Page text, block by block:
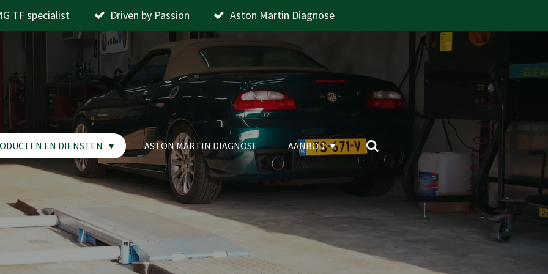
TF specialist Driven by Passion Aston Martin Diagnose
EN DIENSTEN ASTON MARTIN DIAGNOSE AANBOD